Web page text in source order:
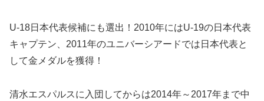
U-18日本代表候補にも選出！2010年にはU-19の日本代表
キャプテン、2011年のユニバーシアードでは日本代表と
して金メダルを獲得！
清水エスパルスに入団してからは2014年～2017年まで中